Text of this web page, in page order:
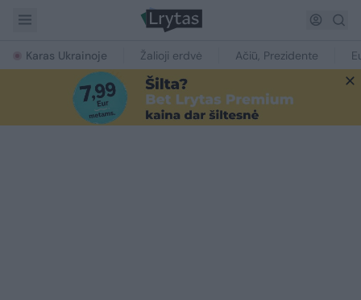
Karas Ukrainoje Žalioji erdvė Ačiū, Prezidente